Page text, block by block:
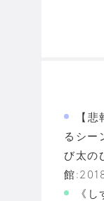
【
るシー
び太の
館
《